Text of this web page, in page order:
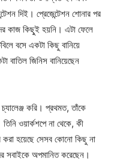
দিই। প্রেজেন্টেশন শোনার পর
কাজ কিছু্ই হয়নি। এটা ফেলে
বসে একটা কিছু বানিয়ে
জিনিস বানিয়েছেন
করি। প্রথমত, তাঁকে
ওয়ার্কশপে না থেকে, কী
করা হয়েছে সেসব কোনো কিছু না
সবাইকে অপমানিত করেছেন।